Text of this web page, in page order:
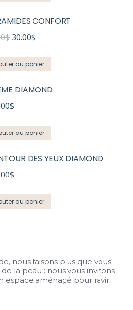
CONFORT
$Le
initial
40.00$.
30.00$
actuel
30.00$.
au panier
DIAMOND
$
au panier
DES YEUX DIAMOND
$
au panier
nous faisons plus que vous
la peau : nous vous invitons
espace aménagé pour ravir